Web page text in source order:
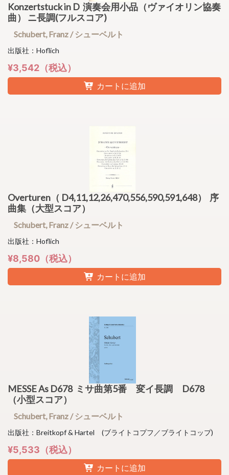
Konzertstuck in D 演奏会用小品（ヴァイオリン協奏
曲） ニ長調(フルスコア)
Schubert, Franz / シューベルト
出版社：Hoflich
¥3,542（税込）
カートに追加
Overturen（ D4,11,12,26,470,556,590,591,648） 序
曲集（大型スコア）
Schubert, Franz / シューベルト
出版社：Hoflich
¥8,580（税込）
カートに追加
MESSE As D678 ミサ曲第5番 変イ長調 D678
（小型スコア）
Schubert, Franz / シューベルト
出版社：Breitkopf & Hartel (ブライトコプフ／ブライトコップ)
¥5,533（税込）
カートに追加